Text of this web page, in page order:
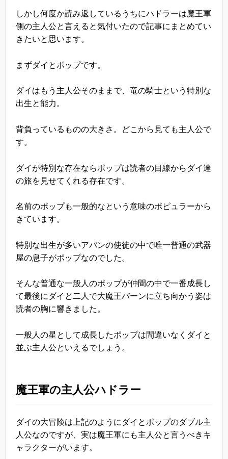
しかし何度か読み返しているうちにハドラーは魔王軍
側の主人公と言えると気付いたので記事にまとめてい
きたいと思います。
まずダイとポップです。
ダイはもう主人公そのままで、竜の騎士という特別な
出生と能力。
背負っているものの大きさ。どこから見ても主人公で
す。
ダイが特別な存在ならポップは読者の目線からダイ達
の旅を見せてくれる存在です。
名前のポップも一般的なという意味のポピュラーから
きています。
特別な出生が多いアバンの使徒の中で唯一普通の武器
屋の息子がポップなのでした。
そんな普通な一般人のポップが仲間の中で一番成長し
て最後にダイと二人で大魔王バーンに立ち向かう姿は
読者の胸に響きました。
一般人の星として成長したポップは間違いなくダイと
並ぶ主人公といえるでしょう。
魔王軍の主人公ハドラー
ダイの大冒険は上記のようにダイとポップのダブル主
人公なのですが、実は魔王軍にも主人公と言うべきキ
ャラクターがいます。